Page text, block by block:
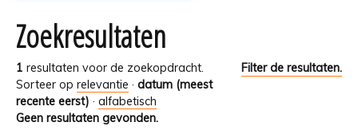
Zoekresultaten
1 resultaten voor de zoekopdracht.
Filter de resultaten.
Sorteer op relevantie · datum (meest
recente eerst) · alfabetisch
Geen resultaten gevonden.